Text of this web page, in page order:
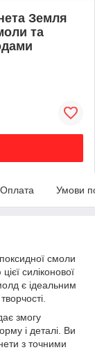
Земля
та
Оплата Умови
смоли
силіконової
є ідеальним
змогу
і деталі. Ви
з точними